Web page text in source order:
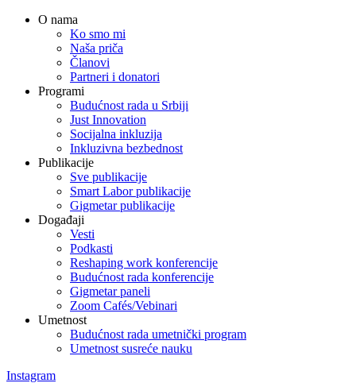
O nama
Ko smo mi
Naša priča
Članovi
Partneri i donatori
Programi
Budućnost rada u Srbiji
Just Innovation
Socijalna inkluzija
Inkluzivna bezbednost
Publikacije
Sve publikacije
Smart Labor publikacije
Gigmetar publikacije
Događaji
Vesti
Podkasti
Reshaping work konferencije
Budućnost rada konferencije
Gigmetar paneli
Zoom Cafés/Vebinari
Umetnost
Budućnost rada umetnički program
Umetnost susreće nauku
Instagram